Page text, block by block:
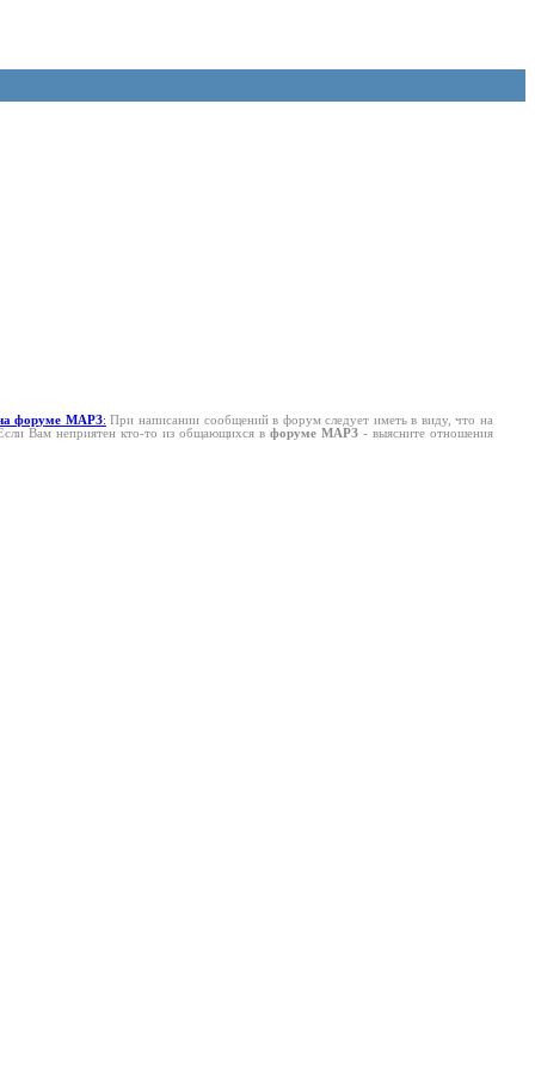
форуме МАРЗ: При написании сообщений в форум следует иметь в виду, что на
Вам неприятен кто-то из общающихся вфоруме МАРЗ - выясните отношения